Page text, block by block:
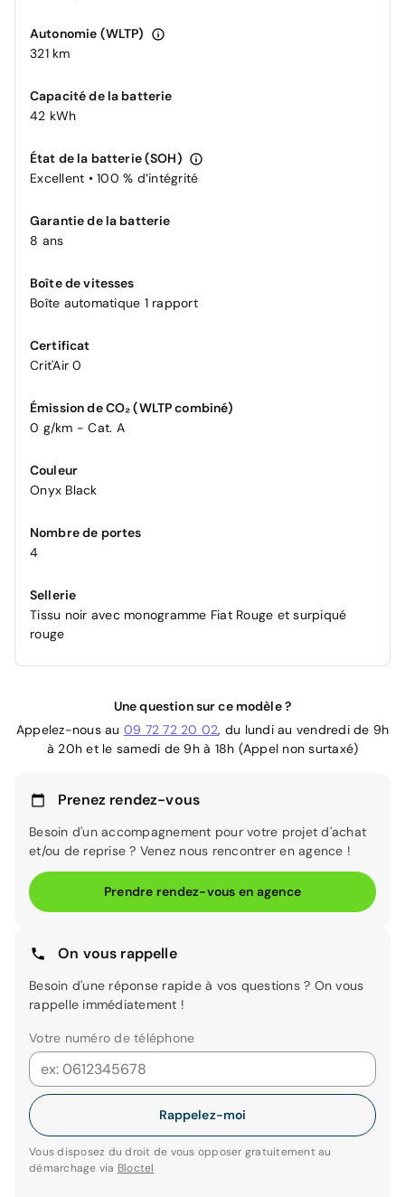
Autonomie (WLTP)
321 km
Capacité de la batterie
42 kWh
État de la batterie (SOH)
Excellent • 100 % d’intégrité
Garantie de la batterie
8 ans
Boîte de vitesses
Boîte automatique 1 rapport
Certificat
Crit'Air 0
Émission de CO₂ (WLTP combiné)
0 g/km - Cat. A
Couleur
Onyx Black
Nombre de portes
4
Sellerie
Tissu noir avec monogramme Fiat Rouge et surpiqué
rouge
Une question sur ce modèle ?
Appelez-nous au 09 72 72 20 02, du lundi au vendredi de 9h
à 20h et le samedi de 9h à 18h (Appel non surtaxé)
Prenez rendez-vous
Besoin d'un accompagnement pour votre projet d'achat
et/ou de reprise ? Venez nous rencontrer en agence !
Prendre rendez-vous en agence
On vous rappelle
Besoin d'une réponse rapide à vos questions ? On vous
rappelle immédiatement !
Votre numéro de téléphone
Rappelez-moi
Vous disposez du droit de vous opposer gratuitement au
démarchage via Bloctel